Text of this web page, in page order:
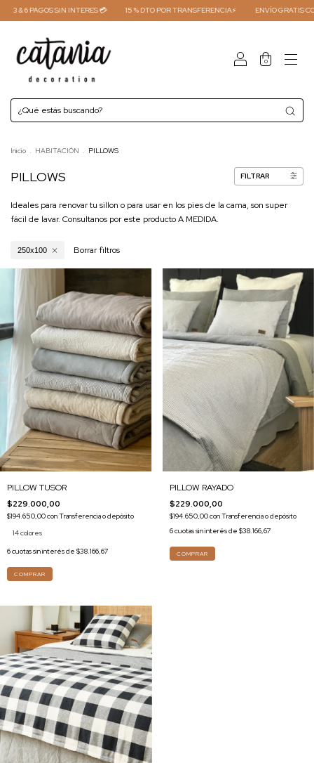
3 & 6 PAGOS SIN INTERES 💳 15 % DTO POR TRANSFERENCIA⚡ ENVÍO GRATIS
0
Inicio . HABITACIÓN . PILLOWS
PILLOWS FILTRAR
Ideales para renovar tu sillon o para usar en los pies de la cama, son super
fácil de lavar. Consultanos por este producto A MEDIDA.
250x100 Borrar filtros
PILLOW TUSOR
$229.000,00
$194.650,00conTransferencia o depósito
14 colores
6cuotas sin interés de $38.166,67
COMPRAR
PILLOW RAYADO
$229.000,00
$194.650,00conTransferencia o depósito
6cuotas sin interés de $38.166,67
COMPRAR